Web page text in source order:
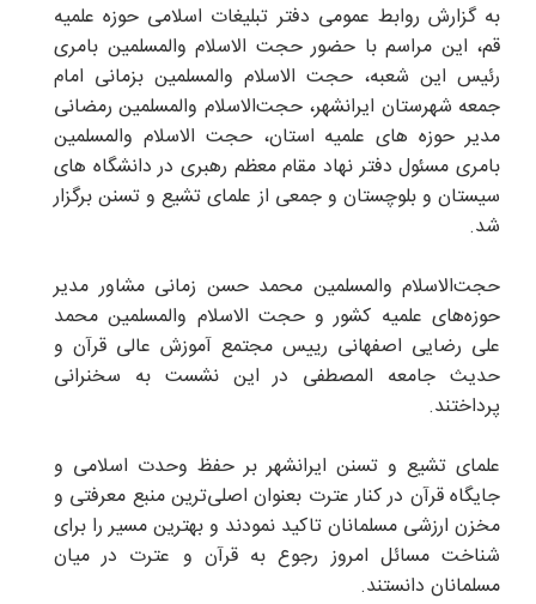
به گزارش روابط عمومی دفتر تبلیغات اسلامی حوزه علمیه
قم، این مراسم با حضور حجت الاسلام والمسلمین بامری
رئیس این شعبه، حجت الاسلام والمسلمین بزمانی امام
جمعه شهرستان ایرانشهر، حجت‌الاسلام والمسلمین رمضانی
مدیر حوزه های علمیه استان، حجت الاسلام والمسلمین
بامری مسئول دفتر نهاد مقام معظم رهبری در دانشگاه های
سیستان و بلوچستان و جمعی از علمای تشیع و تسنن برگزار
شد.
حجت‌الاسلام والمسلمین محمد حسن زمانی مشاور مدیر
حوزه‌های علمیه کشور و حجت الاسلام والمسلمین محمد
علی رضایی اصفهانی رییس مجتمع آموزش عالی قرآن و
حدیث جامعه المصطفی در این نشست به سخنرانی
پرداختند.
علمای تشیع و تسنن ایرانشهر بر حفظ وحدت اسلامی و
جایگاه قرآن در کنار عترت بعنوان اصلی‌ترین منبع معرفتی و
مخزن ارزشی مسلمانان تاکید نمودند و بهترین مسیر را برای
شناخت مسائل امروز رجوع به قرآن و عترت در میان
مسلمانان دانستند.